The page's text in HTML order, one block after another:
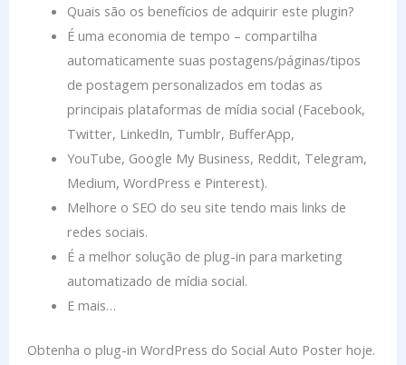
Quais são os benefícios de adquirir este plugin?
É uma economia de tempo – compartilha
automaticamente suas postagens/páginas/tipos
de postagem personalizados em todas as
principais plataformas de mídia social (Facebook,
Twitter, LinkedIn, Tumblr, BufferApp,
YouTube, Google My Business, Reddit, Telegram,
Medium, WordPress e Pinterest).
Melhore o SEO do seu site tendo mais links de
redes sociais.
É a melhor solução de plug-in para marketing
automatizado de mídia social.
E mais…
Obtenha o plug-in WordPress do Social Auto Poster hoje.